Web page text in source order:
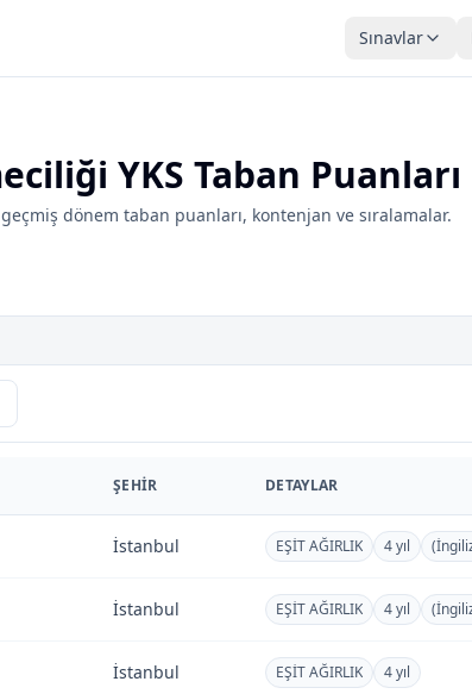
Sınavlar
YKS Taban Puanları
dönem taban puanları, kontenjan ve sıralamalar.
ŞEHIR DETAYLAR
İstanbul EŞİT AĞIRLIK 4 yıl
İstanbul EŞİT AĞIRLIK 4 yıl
İstanbul EŞİT AĞIRLIK 4 yıl